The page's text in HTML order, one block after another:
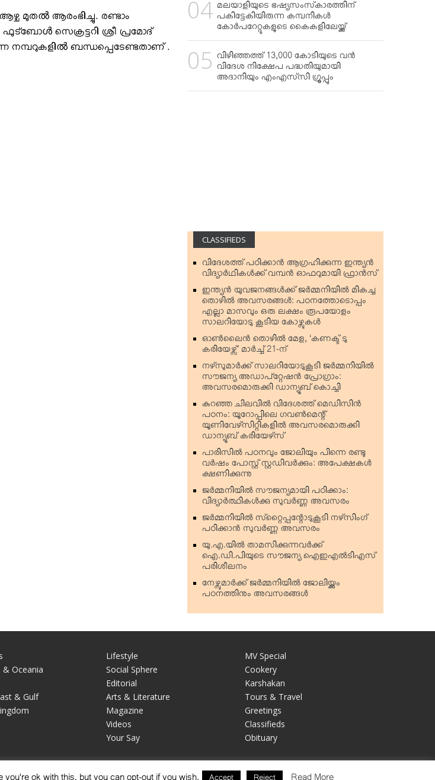
മുതൽ ആരംഭിച്ചു. രണ്ടാം
സെക്രട്ടറി ശ്രീ പ്രമോദ്
നമ്പറുകളിൽ ബന്ധപ്പെടേണ്ടതാണ് .
മലയാളിയുടെ ഭഷ്യസംസ്‌കാരത്തിന്
പകിട്ടേകിയിരുന്ന കമ്പനികള്‍
കോര്‍പറേറ്റുകളുടെ കൈകളിലേയ്ക്ക്
വിഴിഞ്ഞത്ത് 13,000 കോടിയുടെ വന്‍
വിദേശ നിക്ഷേപ പദ്ധതിയുമായി
അദാനിയും എംഎസ്‌സി ഗ്രൂപ്പും
CLASSIFIEDS
വിദേശത്ത് പഠിക്കാന്‍ ആഗ്രഹിക്കുന്ന ഇന്ത്യന്‍
വിദ്യാര്‍ഥികള്‍ക്ക് വമ്പന്‍ ഓഫറുമായി ഫ്രാന്‍സ്
ഇന്ത്യന്‍ യുവജനങ്ങള്‍ക്ക് ജര്‍മ്മനിയില്‍ മികച്ച
തൊഴില്‍ അവസരങ്ങള്‍: പഠനത്തോടൊപ്പം
എല്ലാ മാസവും ഒരു ലക്ഷം രൂപയോളം
സാലറിയോടു കൂടിയ കോഴ്സുകള്‍
ഓണ്‍ലൈന്‍ തൊഴില്‍ മേള, ‘കണക്ട് ടു
കരിയേഴ്സ്’ മാര്‍ച്ച് 21-ന്
നഴ്‌സുമാര്‍ക്ക് സാലറിയോടുകൂടി ജര്‍മ്മനിയില്‍
സൗജന്യ അഡാപ്റ്റേഷന്‍ പ്രോഗ്രാം:
അവസരമൊരുക്കി ഡാന്യൂബ് കൊച്ചി
കുറഞ്ഞ ചിലവില്‍ വിദേശത്ത് മെഡിസിന്‍
പഠനം: യൂറോപ്പിലെ ഗവണ്‍മെന്റ്
യൂണിവേഴ്‌സിറ്റികളില്‍ അവസരമൊരുക്കി
ഡാന്യൂബ് കരിയേഴ്‌സ്
പാരിസില്‍ പഠനവും ജോലിയും പിന്നെ രണ്ടു
വര്‍ഷം പോസ്റ്റ് സ്റ്റഡിവര്‍ക്കും: അപേക്ഷകള്‍
ക്ഷണിക്കുന്നു
ജര്‍മ്മനിയില്‍ സൗജന്യമായി പഠിക്കാം:
വിദ്യാര്‍ത്ഥികള്‍ക്കു സുവര്‍ണ്ണ അവസരം
ജര്‍മ്മനിയില്‍ സ്‌റ്റൈപ്പന്റോടുകൂടി നഴ്‌സിംഗ്
പഠിക്കാന്‍ സുവര്‍ണ്ണ അവസരം
യു.എ.യില്‍ താമസിക്കുന്നവര്‍ക്ക്
ഐ.ഡി.പിയുടെ സൗജന്യ ഐഇഎല്‍ടിഎസ്
പരിശീലനം
നേഴ്സുമാര്‍ക്ക് ജര്‍മ്മനിയില്‍ ജോലിയ്ക്കും
പഠനത്തിനും അവസരങ്ങള്‍
& Oceania
& Gulf
Lifestyle
Social Sphere
Editorial
Arts & Literature
Magazine
Videos
Your Say
MV Special
Cookery
Karshakan
Tours & Travel
Greetings
Classifieds
Obituary